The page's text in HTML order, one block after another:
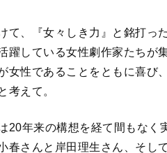
考えて。
20年来の構想を経て間もなく
春さんと岸田理生さん、そし
うよ」ということで意見が一